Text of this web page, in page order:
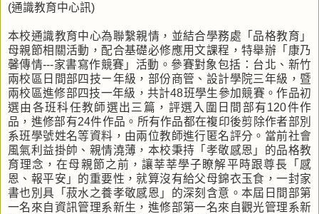
(通識教育中心訊)
本校通識教育中心為聯繫親情，並結合學務處「品格教育」
母親節相關活動，配合基礎必修應用文課程，特舉辦「康乃
馨傳情---家書寫作競賽」活動。參賽對象包括：台北、新竹
兩校區日間部四技ㄧ年級，部份商管、設計學院三年級，暨
兩校區進修部四技一年級，共計48班學生參加競賽。作品初
選由各班科任教師選出三篇，評選入圍日間部有120件作
品，進修部有24件作品。所有作品都在複印後剪除作者部別
系班學號姓名等資料，由兩位教師進行匿名評分。當前社會
風氣利益掛帥、親情澆薄，本校秉持「孝敬感恩」的品格教
育理念，在母親節之前，讓莘莘學子瞭解平時跟尊長「感
恩、報平安」的重要性，就算沒有給父母錦衣玉食，一封家
書也別具「菽水之養孝敬感恩」的深刻含意。本屆日間部第
一名來自資訊管理系新生，進修部第一名來自觀光管理系新